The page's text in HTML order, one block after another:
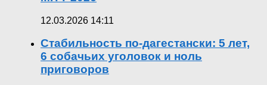
12.03.2026 14:11
Стабильность по-дагестански: 5 лет,
6 собачьих уголовок и ноль
приговоров